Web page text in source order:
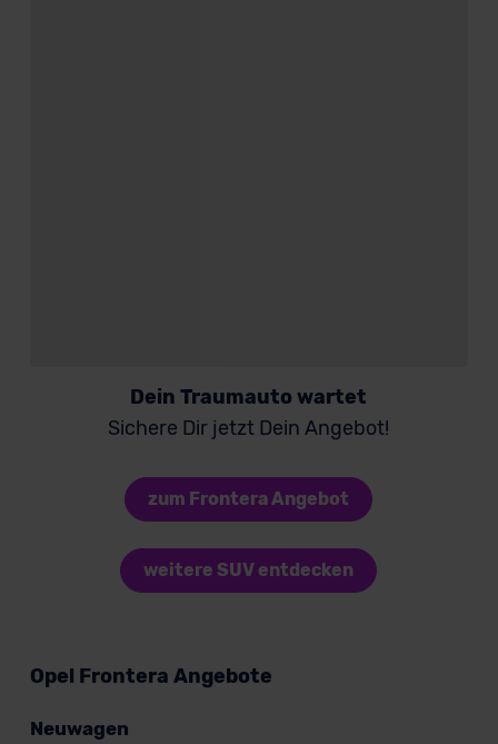
Dein Traumauto wartet
Sichere Dir jetzt Dein Angebot!
zum Frontera Angebot
weitere SUV entdecken
Opel Frontera Angebote
Neuwagen